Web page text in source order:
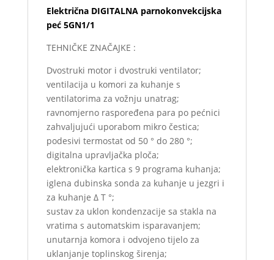
Električna DIGITALNA parnokonvekcijska
peć 5GN1/1
TEHNIČKE ZNAČAJKE :
Dvostruki motor i dvostruki ventilator;
ventilacija u komori za kuhanje s
ventilatorima za vožnju unatrag;
ravnomjerno raspoređena para po pećnici
zahvaljujući uporabom mikro čestica;
podesivi termostat od 50 ° do 280 °;
digitalna upravljačka ploča;
elektronička kartica s 9 programa kuhanja;
iglena dubinska sonda za kuhanje u jezgri i
za kuhanje Δ T °;
sustav za uklon kondenzacije sa stakla na
vratima s automatskim isparavanjem;
unutarnja komora i odvojeno tijelo za
uklanjanje toplinskog širenja;